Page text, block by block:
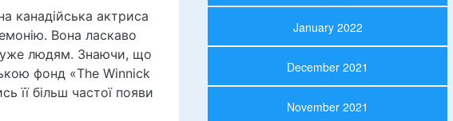
канадійська актриса
Вона ласкаво
людям. Знаючи, що
фонд «The Winnick
її більш частої появи
January 2022
December 2021
November 2021